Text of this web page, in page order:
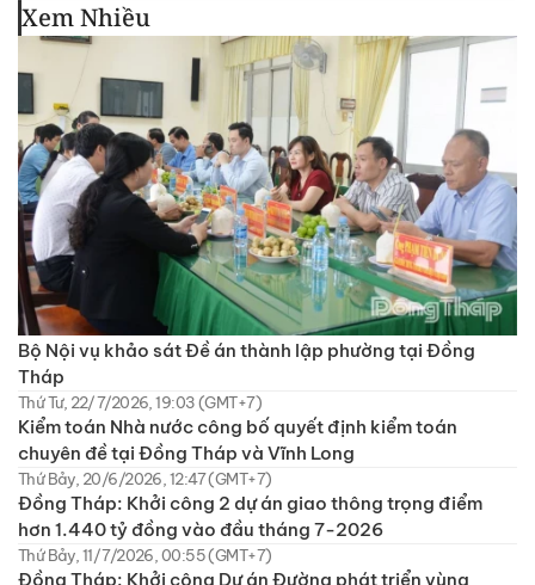
Xem Nhiều
Bộ Nội vụ khảo sát Đề án thành lập phường tại Đồng
Tháp
Thứ Tư, 22/7/2026, 19:03 (GMT+7)
Kiểm toán Nhà nước công bố quyết định kiểm toán
chuyên đề tại Đồng Tháp và Vĩnh Long
Thứ Bảy, 20/6/2026, 12:47 (GMT+7)
Đồng Tháp: Khởi công 2 dự án giao thông trọng điểm
hơn 1.440 tỷ đồng vào đầu tháng 7-2026
Thứ Bảy, 11/7/2026, 00:55 (GMT+7)
Đồng Tháp: Khởi công Dự án Đường phát triển vùng